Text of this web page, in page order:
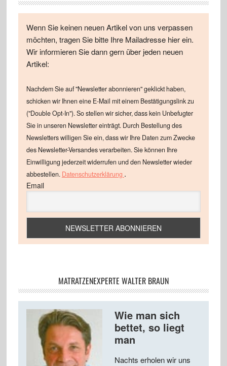
Wenn Sie keinen neuen Artikel von uns verpassen
möchten, tragen Sie bitte Ihre Mailadresse hier ein.
Wir informieren Sie dann gern über jeden neuen
Artikel:
Nachdem Sie auf "Newsletter abonnieren" geklickt haben,
schicken wir Ihnen eine E-Mail mit einem Bestätigungslink zu
("Double Opt-In"). So stellen wir sicher, dass kein Unbefugter
Sie in unseren Newsletter einträgt. Durch Bestellung des
Newsletters willigen Sie ein, dass wir Ihre Daten zum Zwecke
des Newsletter-Versandes verarbeiten. Sie können Ihre
Einwilligung jederzeit widerrufen und den Newsletter wieder
abbestellen. Datenschutzerklärung .
Email
MATRATZENEXPERTE WALTER BRAUN
Wie man sich
bettet, so liegt
man
Nachts erholen wir uns